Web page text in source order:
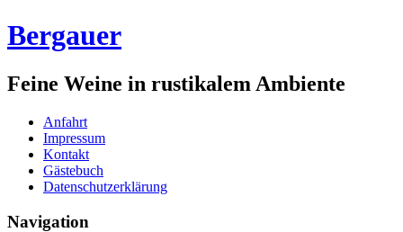
Bergauer
Feine Weine in rustikalem Ambiente
Anfahrt
Impressum
Kontakt
Gästebuch
Datenschutzerklärung
Navigation